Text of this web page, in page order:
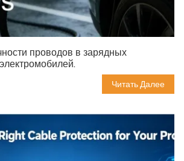
проводов в зарядных
Читать Далее